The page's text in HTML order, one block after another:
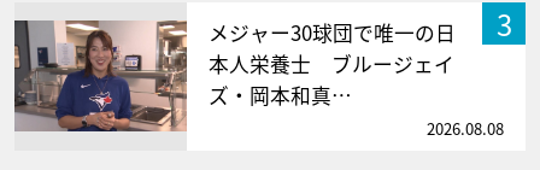
3
メジャー30球団で唯一の日
本人栄養士 ブルージェイ
ズ・岡本和真…
2026.08.08